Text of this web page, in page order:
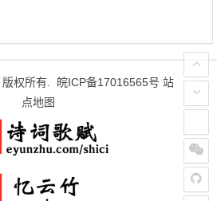
版权所有. 皖ICP备17016565号 站
点地图